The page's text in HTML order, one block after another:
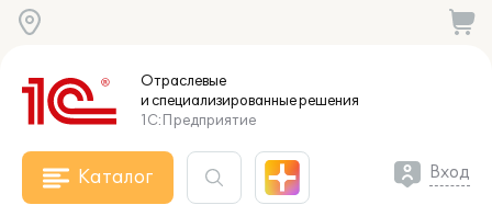
Отраслевые
и специализированныерешения
1С:Предприятие
Каталог Вход